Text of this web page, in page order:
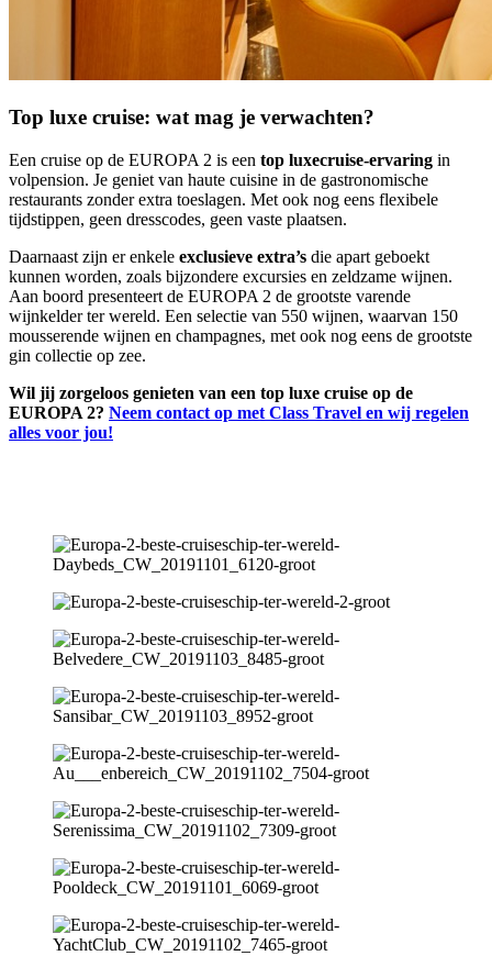
Top luxe cruise: wat mag je verwachten?
Een cruise op de EUROPA 2 is een top luxecruise-ervaring in
volpension. Je geniet van haute cuisine in de gastronomische
restaurants zonder extra toeslagen. Met ook nog eens flexibele
tijdstippen, geen dresscodes, geen vaste plaatsen.
Daarnaast zijn er enkele exclusieve extra’s die apart geboekt
kunnen worden, zoals bijzondere excursies en zeldzame wijnen.
Aan boord presenteert de EUROPA 2 de grootste varende
wijnkelder ter wereld. Een selectie van 550 wijnen, waarvan 150
mousserende wijnen en champagnes, met ook nog eens de grootste
gin collectie op zee.
Wil jij zorgeloos genieten van een top luxe cruise op de
EUROPA 2? Neem contact op met Class Travel en wij regelen
alles voor jou!